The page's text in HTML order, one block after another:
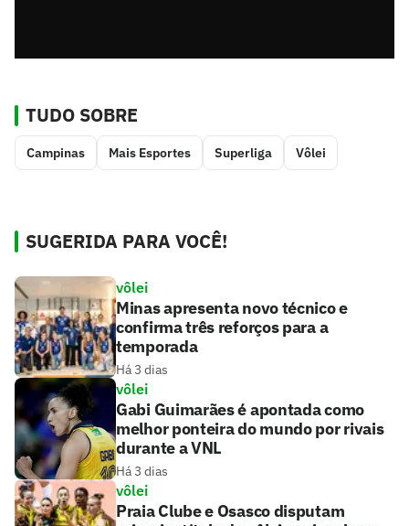
TUDO SOBRE
Campinas Mais Esportes Superliga Vôlei
SUGERIDA PARA VOCÊ!
vôlei
Minas apresenta novo técnico e
confirma três reforços para a
temporada
Há 3 dias
vôlei
Gabi Guimarães é apontada como
melhor ponteira do mundo por rivais
durante a VNL
Há 3 dias
vôlei
Praia Clube e Osasco disputam